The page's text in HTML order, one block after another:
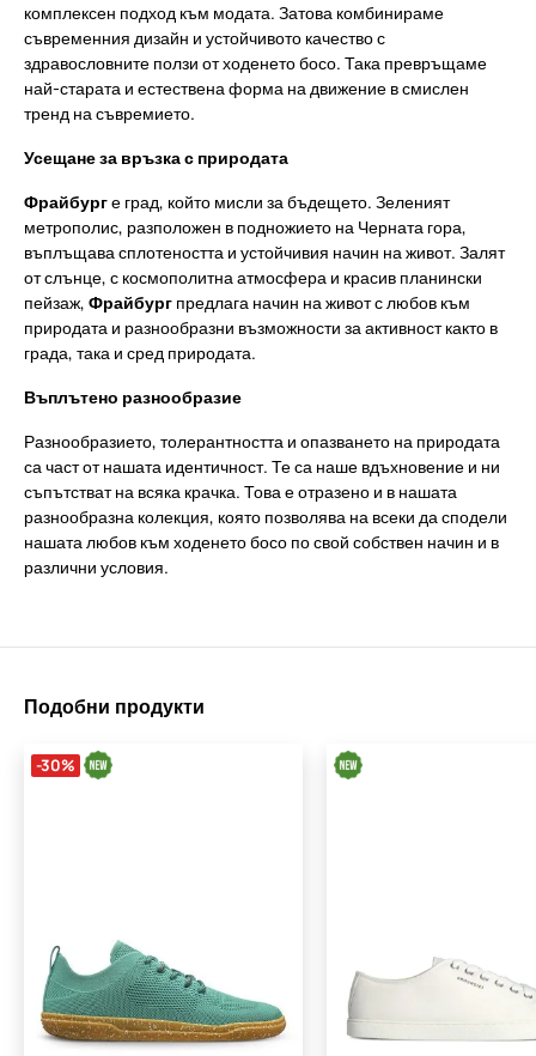
комплексен подход към модата. Затова комбинираме
съвременния дизайн и устойчивото качество с
здравословните ползи от ходенето босо. Така превръщаме
най-старата и естествена форма на движение в смислен
тренд на съвремието.
Усещане за връзка с природата
Фрайбурге град, който мисли за бъдещето. Зеленият
метрополис, разположен в подножието на Черната гора,
въплъщава сплотеността и устойчивия начин на живот. Залят
от слънце, с космополитна атмосфера и красив планински
пейзаж, Фрайбург предлага начин на живот с любов към
природата и разнообразни възможности за активност както в
града, така и сред природата.
Въплътено разнообразие
Разнообразието, толерантността и опазването на природата
са част от нашата идентичност. Те са наше вдъхновение и ни
съпътстват на всяка крачка. Това е отразено и в нашата
разнообразна колекция, която позволява на всеки да сподели
нашата любов към ходенето босо по свой собствен начин и в
различни условия.
Подобни продукти
-30%